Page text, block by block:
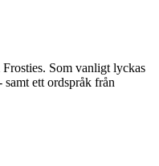
Som vanligt lyckas
ett ordspråk från